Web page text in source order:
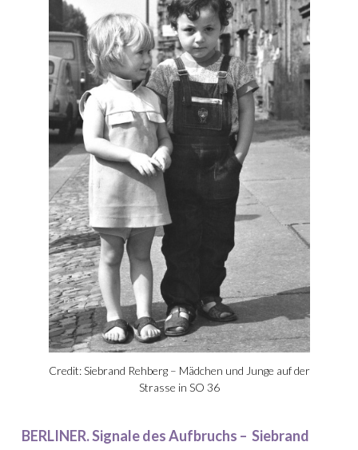
Credit: Siebrand Rehberg – Mädchen und Junge auf der
Strasse in SO 36
BERLINER. Signale des Aufbruchs – Siebrand